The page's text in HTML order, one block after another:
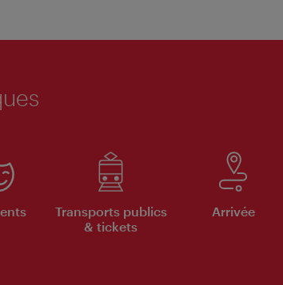
Transports publics
& tickets
Arrivée